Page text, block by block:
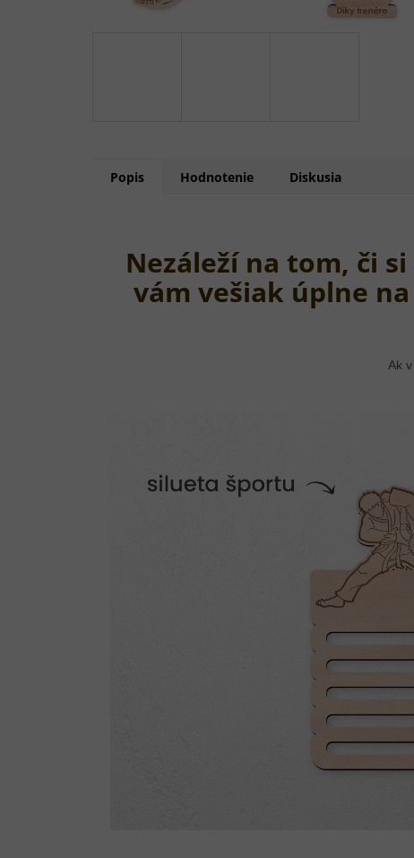
Popis Hodnotenie Diskusia
Nezáleží na tom, či
vám vešiak úplne
Ak